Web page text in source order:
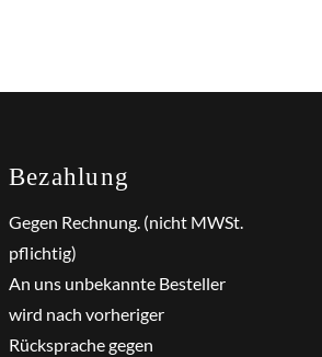
Bezahlung
Gegen Rechnung. (nicht MWSt.
pflichtig)
An uns unbekannte Besteller
wird nach vorheriger
Rücksprache gegen